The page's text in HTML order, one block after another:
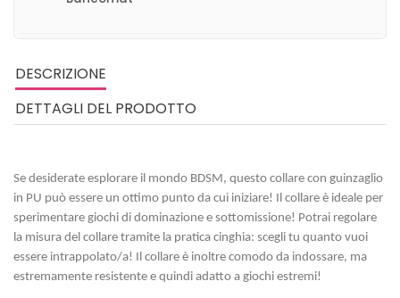
DESCRIZIONE
DETTAGLI DEL PRODOTTO
Se desiderate esplorare il mondo BDSM, questo collare con guinzaglio
in PU può essere un ottimo punto da cui iniziare! Il collare è ideale per
sperimentare giochi di dominazione e sottomissione! Potrai regolare
la misura del collare tramite la pratica cinghia: scegli tu quanto vuoi
essere intrappolato/a! Il collare è inoltre comodo da indossare, ma
estremamente resistente e quindi adatto a giochi estremi!